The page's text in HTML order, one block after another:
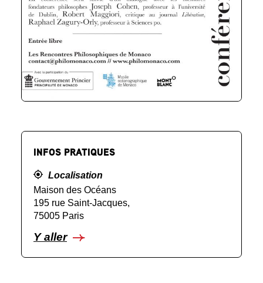
INFOS PRATIQUES
Localisation
Maison des Océans
195 rue Saint-Jacques,
75005 Paris
Y aller